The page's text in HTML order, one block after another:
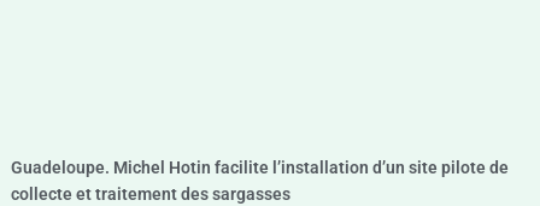
Guadeloupe. Michel Hotin facilite l’installation d’un site pilote de
collecte et traitement des sargasses